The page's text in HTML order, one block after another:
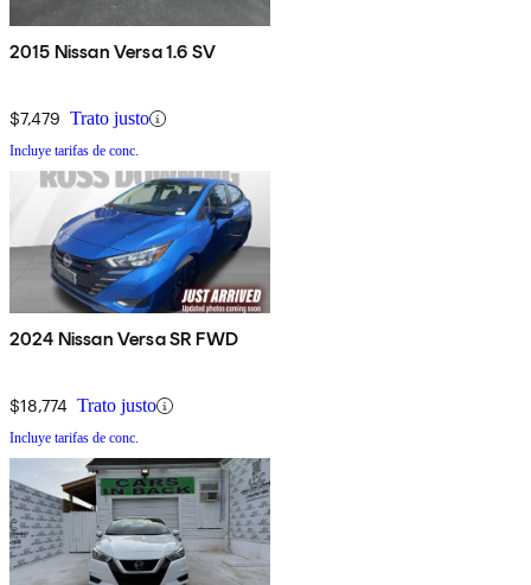
2015 Nissan Versa 1.6 SV
$7,479 Trato justo
Incluye tarifas de conc.
2024 Nissan Versa SR FWD
$18,774 Trato justo
Incluye tarifas de conc.